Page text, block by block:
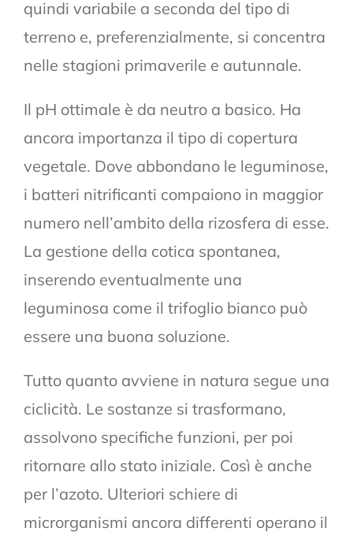
quindi variabile a seconda del tipo di
terreno e, preferenzialmente, si concentra
nelle stagioni primaverile e autunnale.
Il pH ottimale è da neutro a basico. Ha
ancora importanza il tipo di copertura
vegetale. Dove abbondano le leguminose,
i batteri nitrificanti compaiono in maggior
numero nell’ambito della rizosfera di esse.
La gestione della cotica spontanea,
inserendo eventualmente una
leguminosa come il trifoglio bianco può
essere una buona soluzione.
Tutto quanto avviene in natura segue una
ciclicità. Le sostanze si trasformano,
assolvono specifiche funzioni, per poi
ritornare allo stato iniziale. Così è anche
per l’azoto. Ulteriori schiere di
microrganismi ancora differenti operano il